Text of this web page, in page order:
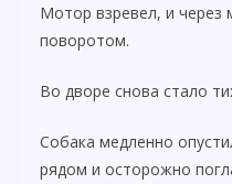
Мотор взревел, и через
поворотом.
Во дворе снова стало
Собака медленно
рядом и осторожно